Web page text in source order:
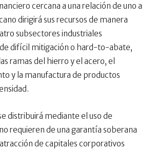
cercana a una relación de uno a
dirigirá sus recursos de manera
subsectores industriales
difícil mitigación o hard-to-abate,
ramas del hierro y el acero, el
y la manufactura de productos
distribuirá mediante el uso de
requieren de una garantía soberana
de capitales corporativos